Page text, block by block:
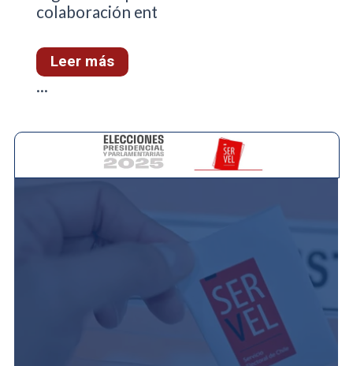
colaboración ent
Leer más
...